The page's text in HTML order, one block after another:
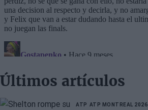
Últimos artículos
ATP ATP MONTREAL 2026